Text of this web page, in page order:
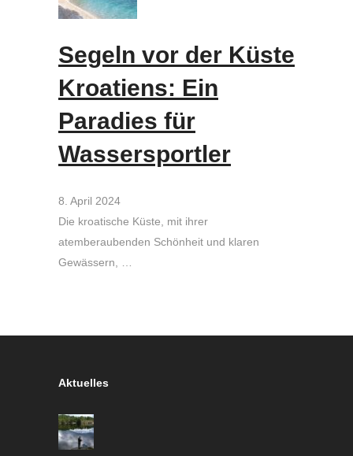
Segeln vor der Küste
Kroatiens: Ein
Paradies für
Wassersportler
8. April 2024
Die kroatische Küste, mit ihrer
atemberaubenden Schönheit und klaren
Gewässern, …
Aktuelles